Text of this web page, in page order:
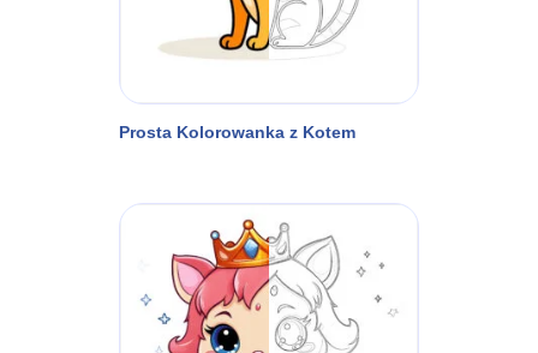
Prosta Kolorowanka z Kotem